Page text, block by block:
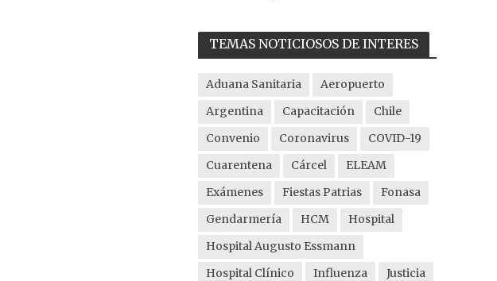
TEMAS NOTICIOSOS DE INTERES
Aduana Sanitaria
Aeropuerto
Argentina
Capacitación
Chile
Convenio
Coronavirus
COVID-19
Cuarentena
Cárcel
ELEAM
Exámenes
Fiestas Patrias
Fonasa
Gendarmería
HCM
Hospital
Hospital Augusto Essmann
Hospital Clínico
Influenza
Justicia